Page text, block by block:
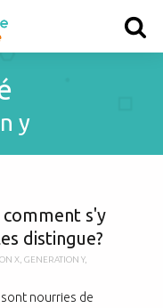
y
comment s'y
distingue?
X GENERATION Y,
nourries de